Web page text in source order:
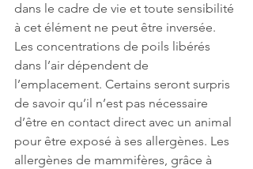
dans le cadre de vie et toute sensibilité
à cet élément ne peut être inversée.
Les concentrations de poils libérés
dans l’air dépendent de
l’emplacement. Certains seront surpris
de savoir qu’il n’est pas nécessaire
d’être en contact direct avec un animal
pour être exposé à ses allergènes. Les
allergènes de mammifères, grâce à